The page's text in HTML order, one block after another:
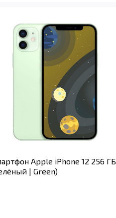
Apple iPhone 12 256 ГБ
| Green)